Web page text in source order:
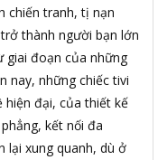
chiến tranh, tị nạn
thành người bạn lớn
giai đoạn của những
nay, những chiếc tivi
đại, của thiết kế
kết nối đa
lại xung quanh, dù ở